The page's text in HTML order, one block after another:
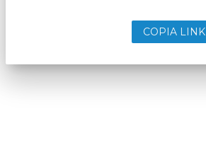
COPIA LINK